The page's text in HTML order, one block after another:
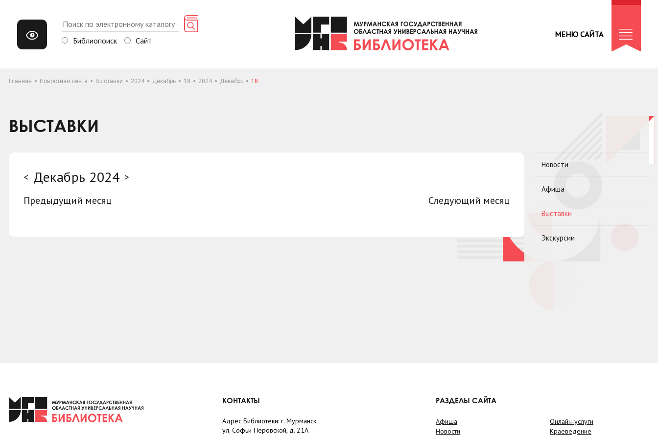
Библиопоиск Сайт
МЕНЮ САЙТА
Главная Новостная лента Выставки 2024 Декабрь 18 2024 Декабрь 18
ВЫСТАВКИ
< Декабрь 2024 >
Предыдущий месяц
Следующий месяц
Новости
Афиша
Выставки
Экскурсии
КОНТАКТЫ
Адрес Библиотеки: г. Мурманск,
ул. Софьи Перовской, д. 21А
РАЗДЕЛЫ САЙТА
Афиша
Новости
Онлайн-услуги
Краеведение